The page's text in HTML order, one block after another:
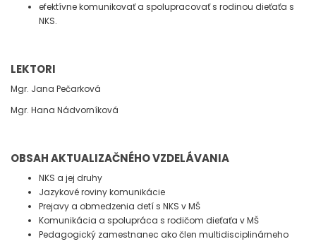
efektívne komunikovať a spolupracovať s rodinou dieťaťa s
NKS.
LEKTORI
Mgr. Jana Pečarková
Mgr. Hana Nádvorníková
OBSAH AKTUALIZAČNÉHO VZDELÁVANIA
NKS a jej druhy
Jazykové roviny komunikácie
Prejavy a obmedzenia detí s NKS v MŠ
Komunikácia a spolupráca s rodičom dieťaťa v MŠ
Pedagogický zamestnanec ako člen multidisciplinárneho